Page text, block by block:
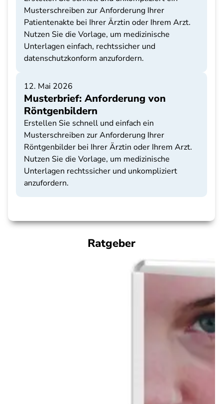
Musterschreiben zur Anforderung Ihrer
Patientenakte bei Ihrer Ärztin oder Ihrem Arzt.
Nutzen Sie die Vorlage, um medizinische
Unterlagen einfach, rechtssicher und
datenschutzkonform anzufordern.
12. Mai 2026
Musterbrief: Anforderung von
Röntgenbildern
Erstellen Sie schnell und einfach ein
Musterschreiben zur Anforderung Ihrer
Röntgenbilder bei Ihrer Ärztin oder Ihrem Arzt.
Nutzen Sie die Vorlage, um medizinische
Unterlagen rechtssicher und unkompliziert
anzufordern.
Ratgeber